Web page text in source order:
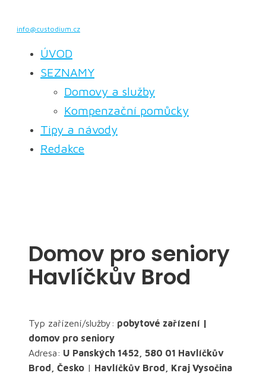
info@custodium.cz
ÚVOD
SEZNAMY
Domovy a služby
Kompenzační pomůcky
Tipy a návody
Redakce
Domov pro seniory
Havlíčkův Brod
Typ zařízení/služby: pobytové zařízení |
domov pro seniory
Adresa: U Panských 1452, 580 01 Havlíčkův
Brod, Česko | Havlíčkův Brod, Kraj Vysočina